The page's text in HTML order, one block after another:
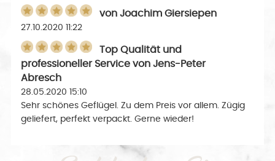
vonJoachim Giersiepen
27.10.2020 11:22
Top Qualität und
professioneller Service vonJens-Peter
Abresch
28.05.2020 15:10
Sehr schönes Geflügel. Zu dem Preis vor allem. Zügig
geliefert, perfekt verpackt. Gerne wieder!